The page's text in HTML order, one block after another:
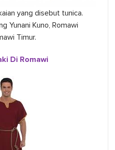
yang disebut tunica.
Yunani Kuno, Romawi
Timur.
Di Romawi